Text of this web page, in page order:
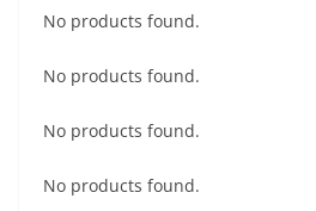
No products found.
No products found.
No products found.
No products found.